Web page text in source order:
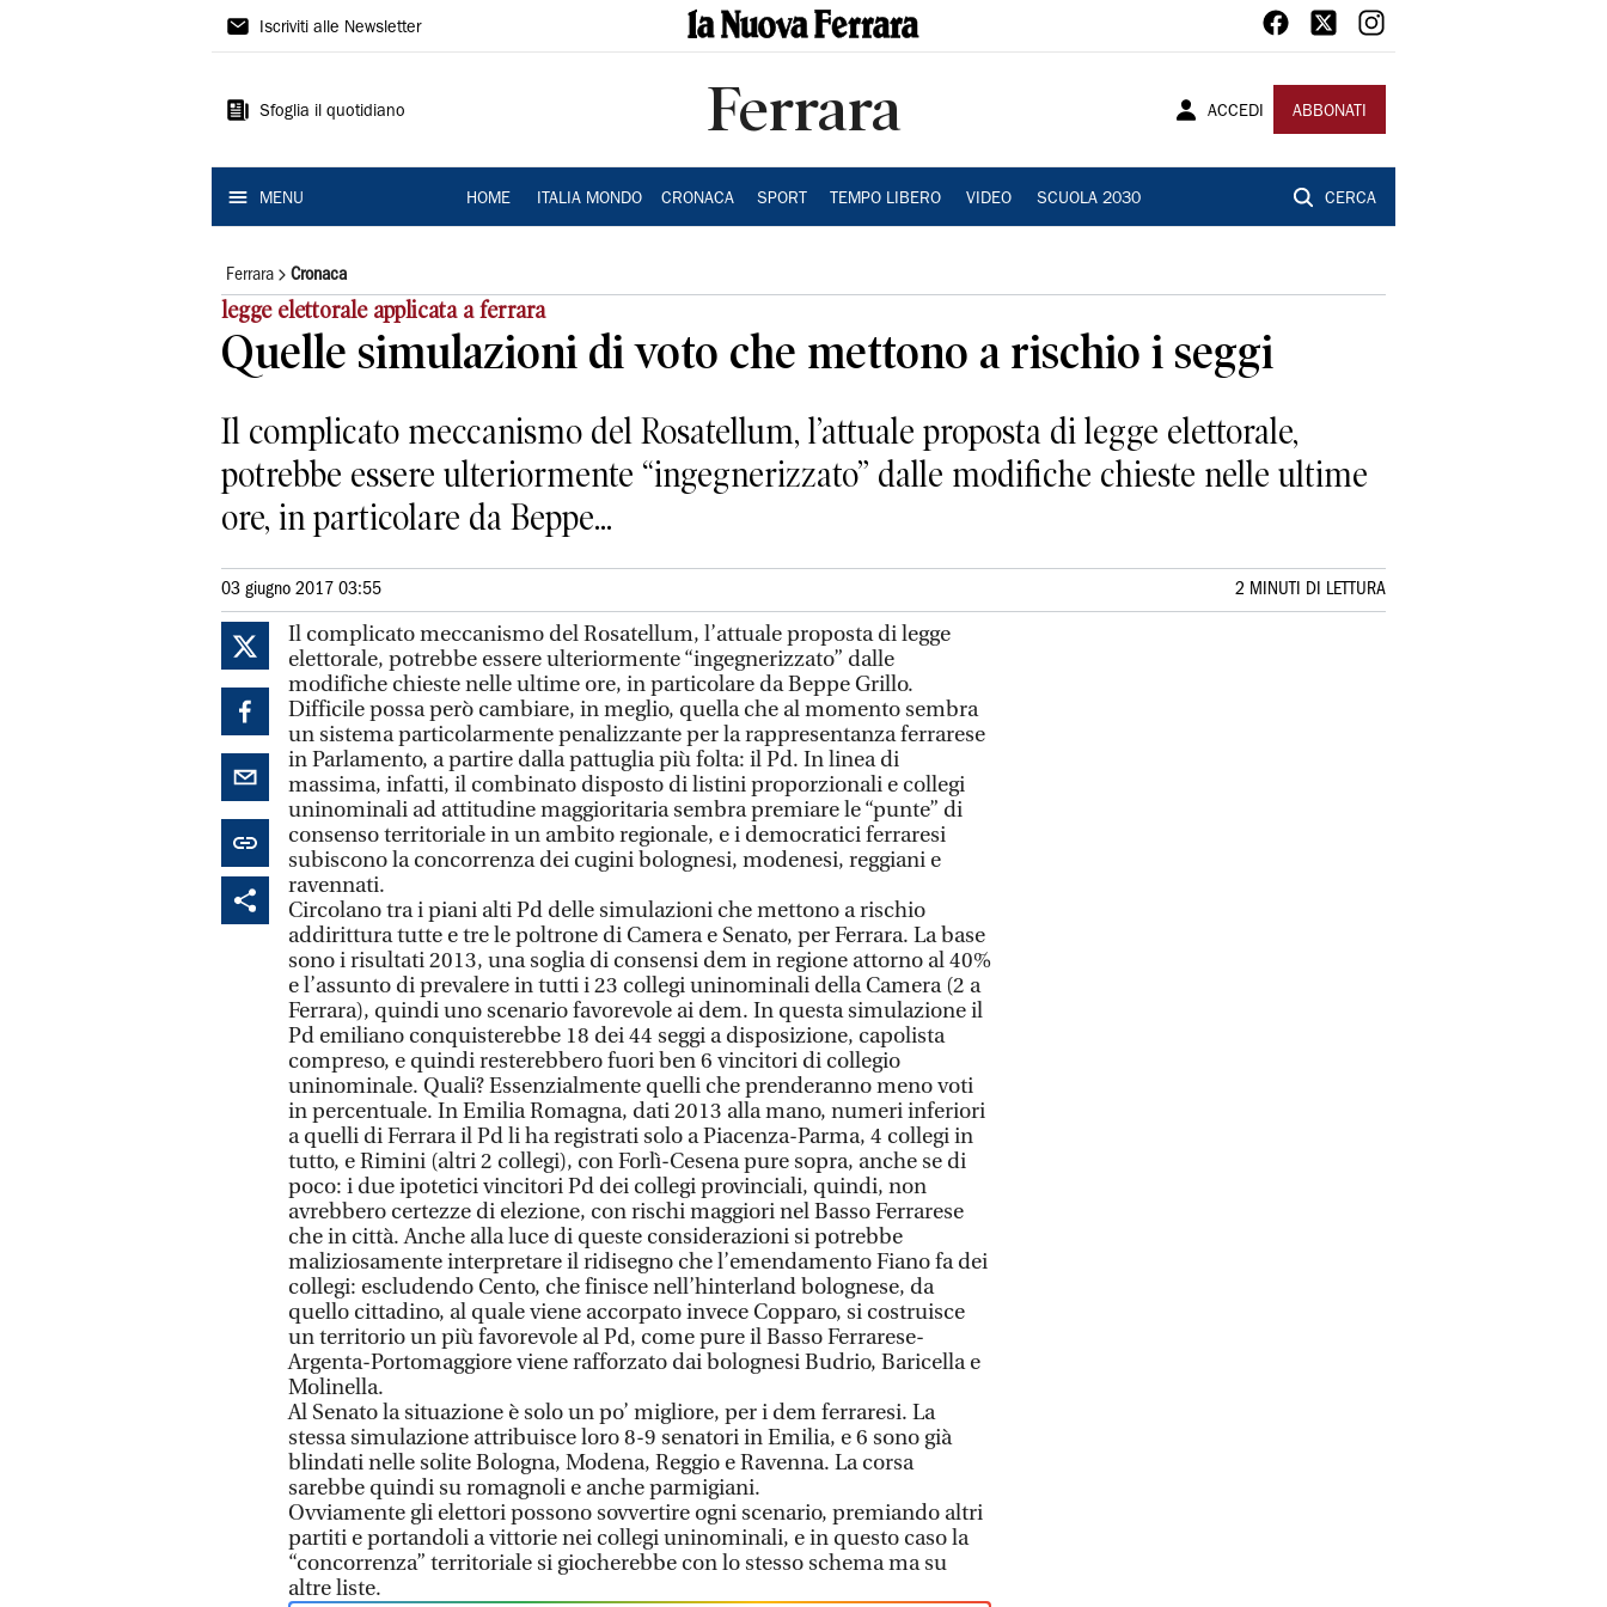
La
Ferrara
Iscriviti alle Newsletter
Sfoglia il quotidiano Ferrara ACCEDI ABBONATI
MENU HOME ITALIA MONDO CRONACA SPORT TEMPO LIBERO VIDEO SCUOLA 2030 CERCA
Ferrara Cronaca
legge elettorale applicata a ferrara
Quelle simulazioni di voto che mettono a rischio i seggi
Il complicato meccanismo del Rosatellum, l’attuale proposta di legge elettorale,
potrebbe essere ulteriormente “ingegnerizzato” dalle modifiche chieste nelle ultime
ore, in particolare da Beppe...
03 giugno 2017 03:55 2 MINUTI DI LETTURA
Il complicato meccanismo del Rosatellum, l’attuale proposta di legge
elettorale, potrebbe essere ulteriormente “ingegnerizzato” dalle
modifiche chieste nelle ultime ore, in particolare da Beppe Grillo.
Difficile possa però cambiare, in meglio, quella che al momento sembra
un sistema particolarmente penalizzante per la rappresentanza ferrarese
in Parlamento, a partire dalla pattuglia più folta: il Pd. In linea di
massima, infatti, il combinato disposto di listini proporzionali e collegi
uninominali ad attitudine maggioritaria sembra premiare le “punte” di
consenso territoriale in un ambito regionale, e i democratici ferraresi
subiscono la concorrenza dei cugini bolognesi, modenesi, reggiani e
ravennati.
Circolano tra i piani alti Pd delle simulazioni che mettono a rischio
addirittura tutte e tre le poltrone di Camera e Senato, per Ferrara. La base
sono i risultati 2013, una soglia di consensi dem in regione attorno al 40%
e l’assunto di prevalere in tutti i 23 collegi uninominali della Camera (2 a
Ferrara), quindi uno scenario favorevole ai dem. In questa simulazione il
Pd emiliano conquisterebbe 18 dei 44 seggi a disposizione, capolista
compreso, e quindi resterebbero fuori ben 6 vincitori di collegio
uninominale. Quali? Essenzialmente quelli che prenderanno meno voti
in percentuale. In Emilia Romagna, dati 2013 alla mano, numeri inferiori
a quelli di Ferrara il Pd li ha registrati solo a Piacenza-Parma, 4 collegi in
tutto, e Rimini (altri 2 collegi), con Forlì-Cesena pure sopra, anche se di
poco: i due ipotetici vincitori Pd dei collegi provinciali, quindi, non
avrebbero certezze di elezione, con rischi maggiori nel Basso Ferrarese
che in città. Anche alla luce di queste considerazioni si potrebbe
maliziosamente interpretare il ridisegno che l’emendamento Fiano fa dei
collegi: escludendo Cento, che finisce nell’hinterland bolognese, da
quello cittadino, al quale viene accorpato invece Copparo, si costruisce
un territorio un più favorevole al Pd, come pure il Basso Ferrarese-
Argenta-Portomaggiore viene rafforzato dai bolognesi Budrio, Baricella e
Molinella.
Al Senato la situazione è solo un po’ migliore, per i dem ferraresi. La
stessa simulazione attribuisce loro 8-9 senatori in Emilia, e 6 sono già
blindati nelle solite Bologna, Modena, Reggio e Ravenna. La corsa
sarebbe quindi su romagnoli e anche parmigiani.
Ovviamente gli elettori possono sovvertire ogni scenario, premiando altri
partiti e portandoli a vittorie nei collegi uninominali, e in questo caso la
“concorrenza” territoriale si giocherebbe con lo stesso schema ma su
altre liste.